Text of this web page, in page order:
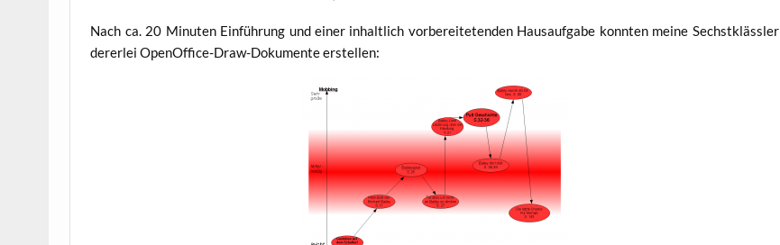
Nach ca. 20 Minu­ten Ein­füh­rung und einer inhalt­lich vor­be­rei­te­ten­den Haus­auf­ga­be konn­ten mei­ne Sechst­kläss­ler
der­er­lei Open­Of­fice-Draw-Doku­men­te erstellen: